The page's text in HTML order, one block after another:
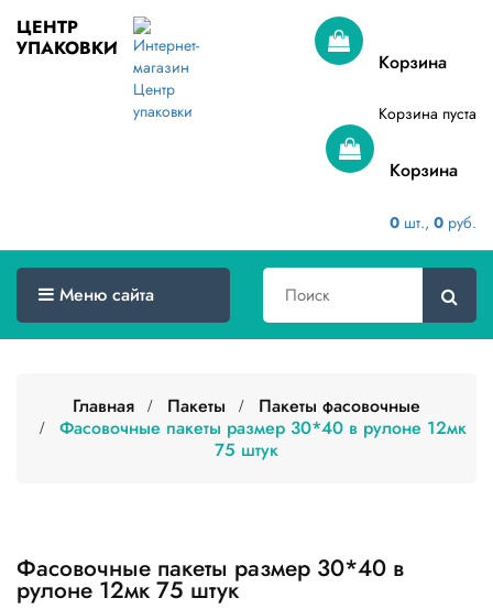
ЦЕНТР
УПАКОВКИ
Корзина
Корзина пуста
Корзина
0 шт., 0 руб.
Меню сайта
Меню
Сертификаты
О
Контакты
Крафт
Главная Пакеты
Пакеты фасовочные
Фасовочные пакеты размер 30*40 в рулоне 12мк
75 штук
Фасовочные пакеты размер 30*40 в
рулоне 12мк 75 штук